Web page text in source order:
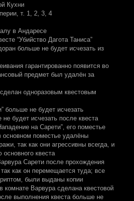
Кухни
т. 1, 2, 3, 4
в Андаресе
“Убийство Дагота Таниса”
больше не будет исчезать из
гарантированно появится во
предмет был удалён за
одноразовым квестовым
больше не будет исчезать
будет исчезать после квеста
на Сарети”, его поместье
основном поместье удалёны
так как они агрессивны всегда, и
квеста
Сарети после прохождения
так как он перемещается туда; все
были выданы копии
комнате Варвура сделана квестовой
выполнения квеста больше не